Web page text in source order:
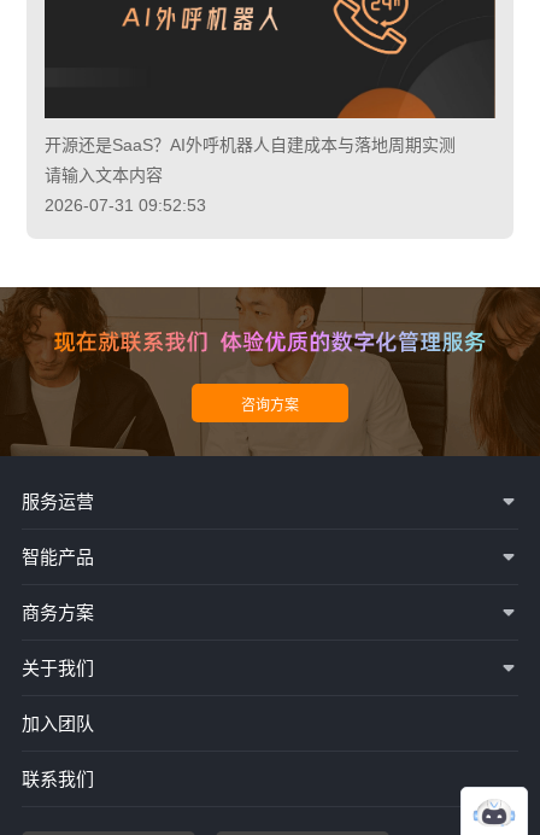
开源还是SaaS？AI外呼机器人自建成本与落地周期实测
请输入文本内容
2026-07-31 09:52:53
服务运营
智能产品
商务方案
关于我们
加入团队
联系我们